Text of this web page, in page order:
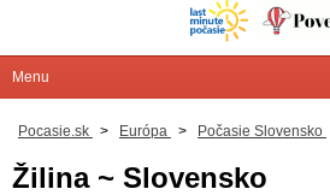
Pocasie.sk > Európa > Počasie Slovensko
Žilina ~ Slovensko